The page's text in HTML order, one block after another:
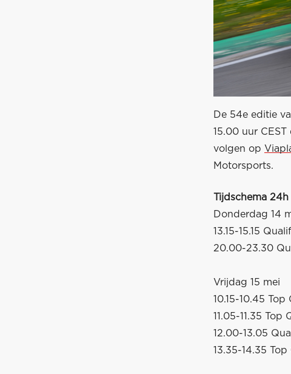
De 54e editie
15.00 uur
volgen op
Motorsports.
Tijdschema
Donderdag 14
13.15-15.15
20.00-23.30
Vrijdag 15 mei
10.15-10.45 Top
11.05-11.35 Top
12.00-13.05
13.35-14.35